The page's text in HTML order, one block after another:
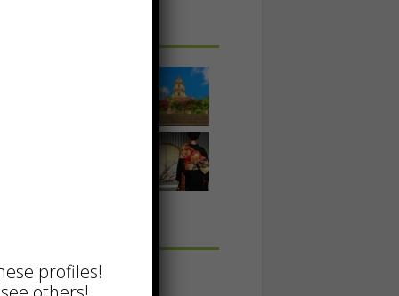
profiles!